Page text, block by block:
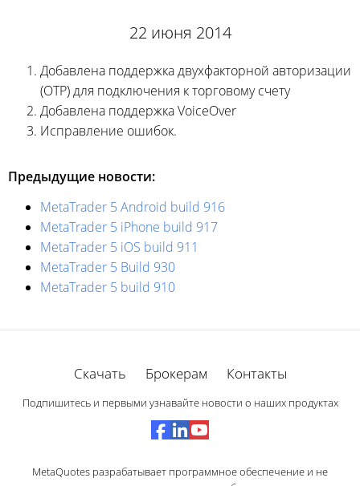
22 июня 2014
Добавлена поддержка двухфакторной авторизации
(ОТР) для подключения к торговому счету
Добавлена поддержка VoiceOver
Исправление ошибок.
Предыдущие новости:
MetaTrader 5 Android build 916
MetaTrader 5 iPhone build 917
MetaTrader 5 iOS build 911
MetaTrader 5 Build 930
MetaTrader 5 build 910
Скачать Брокерам Контакты
Подпишитесь и первыми узнавайте новости о наших продуктах
MetaQuotes разрабатывает программное обеспечение и не